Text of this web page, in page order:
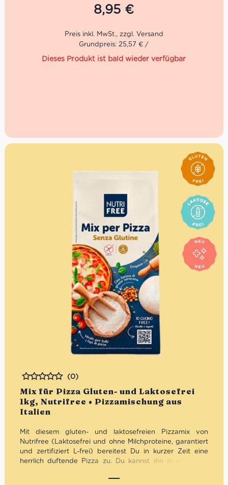
Varianten entwickelt. Dieses Rezept ist ein perfektes
Beispiel dafür, wie einfache Zutaten in ein Gericht der
anspruchsvollsten Gaumen überrascht und erfreut.
8,95 €
Grundpreis: 25,57 € /
Dieses Produkt ist bald wieder verfügbar
Mix für Pizza Gluten- und Laktosefrei
1kg, Nutrifree • Pizzamischung aus
Italien
Bewertet
(0)
Mit diesem gluten- und laktosefreien Pizzamix von
Nutrifree (Laktosefrei und ohne Milchproteine, garantiert
und zertifiziert L-frei) bereitest Du in kurzer Zeit eine
herrlich duftende Pizza zu. Du kannst ihn in einfachen
würzen und belegen. Sie ist perfekt für alle Pizzasorten.